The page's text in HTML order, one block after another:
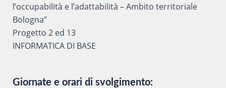
l’occupabilità e l’adattabilità – Ambito territoriale
Bologna”
Progetto 2 ed 13
INFORMATICA DI BASE
Giornate e orari di svolgimento: